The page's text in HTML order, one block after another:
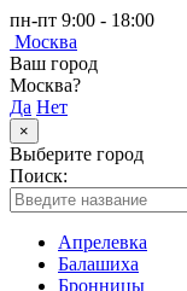
пн-пт 9:00 - 18:00
Москва
Ваш город
Москва?
Да Нет
×
Выберите город
Поиск:
Апрелевка
Балашиха
Бронницы